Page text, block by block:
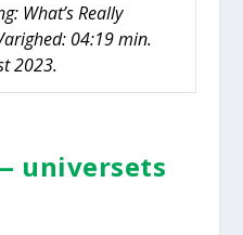
What’s Real­ly
04:19 min.
2023.
uni­ver­sets